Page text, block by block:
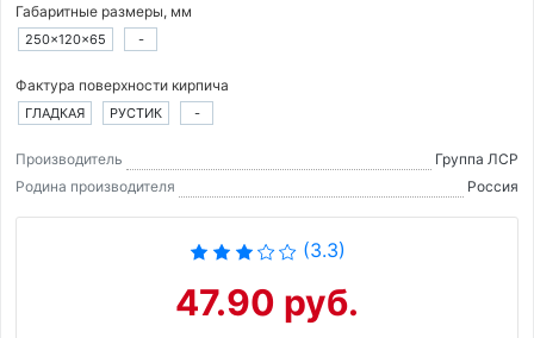
Габаритные размеры, мм
250×120×65 -
Фактура поверхности кирпича
ГЛАДКАЯ РУСТИК -
Производитель
Группа ЛСР
Родина производителя
Россия
(3.3)
47.90 руб.